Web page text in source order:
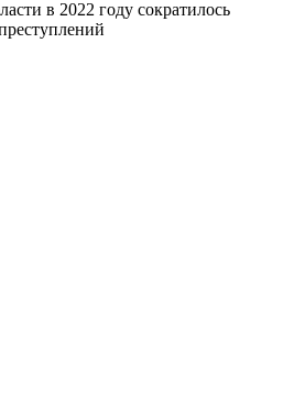
в 2022 году сократилось